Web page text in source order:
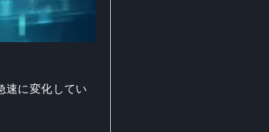
速に変化してい